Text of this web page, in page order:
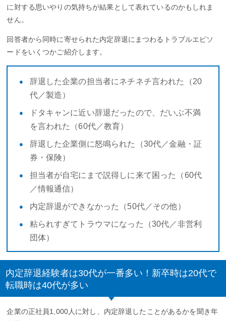
に対する思いやりの気持ちが結果として表れているのかもしれま
せん。
回答者から同時に寄せられた内定辞退にまつわるトラブルエピソ
ードをいくつかご紹介します。
辞退した企業の担当者にネチネチ言われた（20
代／製造）
ドタキャンに近い辞退だったので、だいぶ不満
を言われた（60代／教育）
辞退した企業側に怒鳴られた（30代／金融・証
券・保険）
担当者が自宅にまで説得しに来て困った（60代
／情報通信）
内定辞退ができなかった（50代／その他）
粘られすぎてトラウマになった（30代／非営利
団体）
内定辞退経験者は30代が一番多い！新卒時は20代で
転職時は40代が多い
企業の正社員1,000人に対し、内定辞退したことがあるかを聞き年